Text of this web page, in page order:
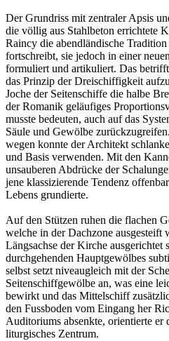
Der Grundriss mit zentraler Apsis
die völlig aus Stahlbeton errichtete
Raincy die abendländische
fortschreibt, sie jedoch in einer
formuliert und artikuliert. Das
das Prinzip der Dreischiffigkeit
Joche der Seitenschiffe die halbe
der Romanik geläufiges
musste bedeuten, auch auf das
Säule und Gewölbe
wegen konnte der Architekt
und Basis verwenden. Mit den
unsauberen Abdrücke der
jene klassizierende Tendenz
Lebens grundierte.
Auf den Stützen ruhen die flachen
welche in der Dachzone ausgesteift
Längsachse der Kirche ausgerichtet
durchgehenden Hauptgewölbes
selbst setzt niveaugleich mit der
Seitenschiffgewölbe an, was eine
bewirkt und das Mittelschiff
den Fussboden vom Eingang her
Auditoriums absenkte, orientierte er
liturgisches Zentrum.